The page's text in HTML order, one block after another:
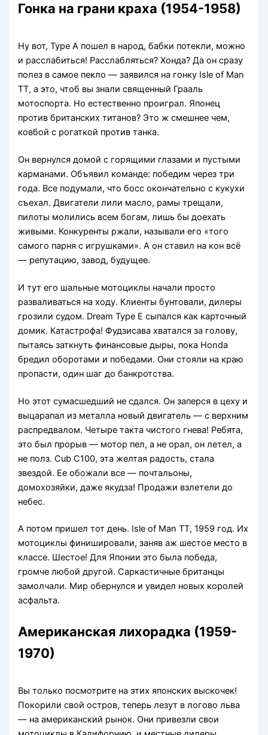
Гонка на грани краха (1954-1958)
Ну вот, Type A пошел в народ, бабки потекли, можно
и расслабиться! Расслабляться? Хонда? Да он сразу
полез в самое пекло — заявился на гонку Isle of Man
TT, а это, чтоб вы знали священный Грааль
мотоспорта. Но естественно проиграл. Японец
против британских титанов? Это ж смешнее чем,
ковбой с рогаткой против танка.
Он вернулся домой с горящими глазами и пустыми
карманами. Объявил команде: победим через три
года. Все подумали, что босс окончательно с кукухи
съехал. Двигатели лили масло, рамы трещали,
пилоты молились всем богам, лишь бы доехать
живыми. Конкуренты ржали, называли его «того
самого парня с игрушками». А он ставил на кон всё
— репутацию, завод, будущее.
И тут его шальные мотоциклы начали просто
разваливаться на ходу. Клиенты бунтовали, дилеры
грозили судом. Dream Type E сыпался как карточный
домик. Катастрофа! Фудзисава хватался за голову,
пытаясь заткнуть финансовые дыры, пока Honda
бредил оборотами и победами. Они стояли на краю
пропасти, один шаг до банкротства.
Но этот сумасшедший не сдался. Он заперся в цеху и
выцарапал из металла новый двигатель — с верхним
распредвалом. Четыре такта чистого гнева! Ребята,
это был прорыв — мотор пел, а не орал, он летел, а
не полз. Cub C100, эта желтая радость, стала
звездой. Ее обожали все — почтальоны,
домохозяйки, даже якудза! Продажи взлетели до
небес.
А потом пришел тот день. Isle of Man TT, 1959 год. Их
мотоциклы финишировали, заняв аж шестое место в
классе. Шестое! Для Японии это была победа,
громче любой другой. Саркастичные британцы
замолчали. Мир обернулся и увидел новых королей
асфальта.
Американская лихорадка (1959-
1970)
Вы только посмотрите на этих японских выскочек!
Покорили свой остров, теперь лезут в логово льва
— на американский рынок. Они привезли свои